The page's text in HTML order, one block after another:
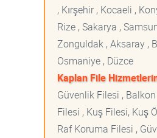
, Kırşehir , Kocaeli ,
Rize , Sakarya ,
Zonguldak , Aksaray ,
Osmaniye , Düzce
Kaplan File
Güvenlik Filesi ,
Filesi , Kuş Filesi, Kuş
Raf Koruma Filesi ,